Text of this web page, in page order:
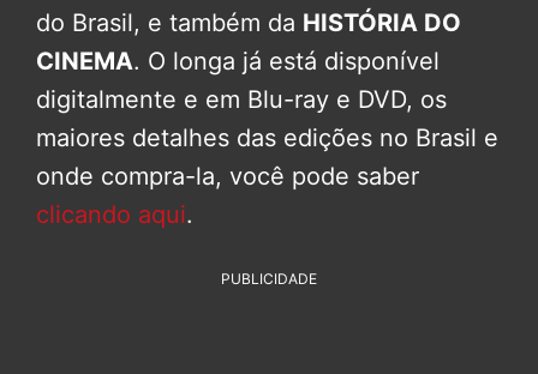
do Brasil, e também da HISTÓRIA DO
CINEMA. O longa já está disponível
digitalmente e em Blu-ray e DVD, os
maiores detalhes das edições no Brasil e
onde compra-la, você pode saber
clicando aqui.
PUBLICIDADE